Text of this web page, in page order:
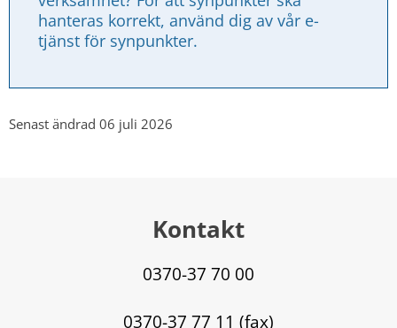
hanteras korrekt, använd dig av vår e-
tjänst för synpunkter.
Senast ändrad 06 juli 2026
Kontakt
0370-37 70 00
0370-37 77 11 (fax)